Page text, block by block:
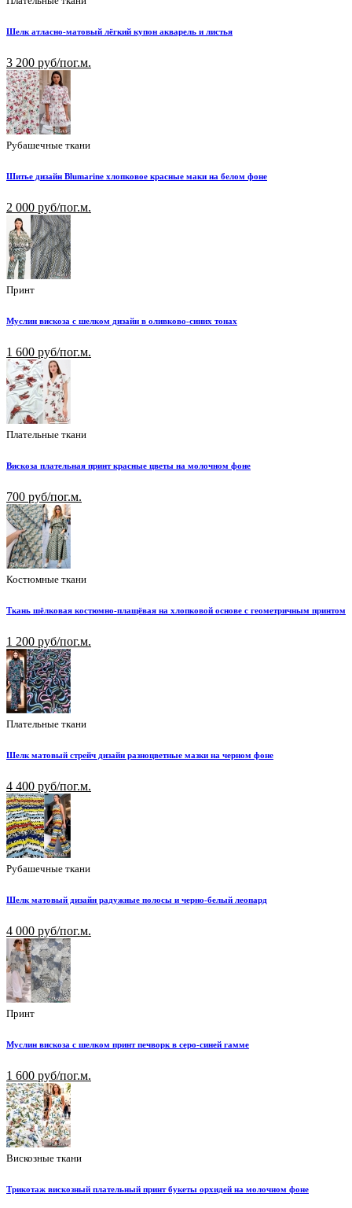
Шелк атласно-матовый лёгкий купон акварель и листья
3 200 руб/пог.м.
Рубашечные ткани
Шитье дизайн Blumarine хлопковое красные маки на белом фоне
2 000 руб/пог.м.
Принт
Муслин вискоза с шелком дизайн в оливково-синих тонах
1 600 руб/пог.м.
Плательные ткани
Вискоза плательная принт красные цветы на молочном фоне
700 руб/пог.м.
Костюмные ткани
Ткань шёлковая костюмно-плащёвая на хлопковой основе с геометричным принтом
1 200 руб/пог.м.
Плательные ткани
Шелк матовый стрейч дизайн разноцветные мазки на черном фоне
4 400 руб/пог.м.
Рубашечные ткани
Шелк матовый дизайн радужные полосы и черно-белый леопард
4 000 руб/пог.м.
Принт
Муслин вискоза с шелком принт печворк в серо-синей гамме
1 600 руб/пог.м.
Вискозные ткани
Трикотаж вискозный плательный принт букеты орхидей на молочном фоне